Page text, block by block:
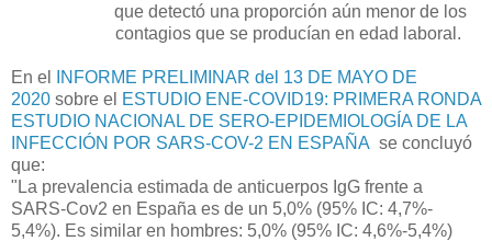
que detectó una proporción aún menor de los
contagios que se producían en edad laboral.
En el
INFORME PRELIMINAR del 13 DE MAYO DE
2020 sobre el ESTUDIO ENE-COVID19: PRIMERA RONDA
ESTUDIO NACIONAL DE SERO-EPIDEMIOLOGÍA DE LA
INFECCIÓN POR SARS-COV-2 EN ESPAÑA se concluyó
que:
"La prevalencia estimada de anticuerpos IgG frente a
SARS-Cov2 en España es de un 5,0% (95% IC: 4,7%-
5,4%). Es similar en hombres: 5,0% (95% IC: 4,6%-5,4%)